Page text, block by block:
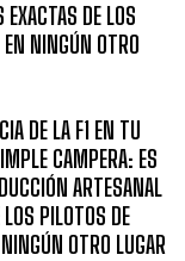
DE LOS
NINGÚN OTRO
DE LA F1 EN TU
CAMPERA: ES
ARTESANAL
PILOTOS DE
OTRO LUGAR